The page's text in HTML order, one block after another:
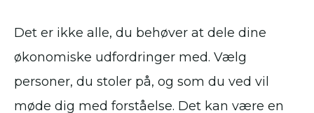
Det er ikke alle, du behøver at dele dine
økonomiske udfordringer med. Vælg
personer, du stoler på, og som du ved vil
møde dig med forståelse. Det kan være en